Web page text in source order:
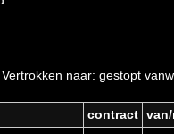
naar: gestopt
contract